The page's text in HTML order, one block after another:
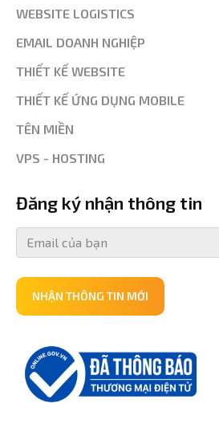
WEBSITE LOGISTICS
EMAIL DOANH NGHIỆP
THIẾT KẾ WEBSITE
THIẾT KẾ ỨNG DỤNG MOBILE
TÊN MIỀN
VPS - HOSTING
Đăng ký nhận thông tin
NHẬN THÔNG TIN MỚI